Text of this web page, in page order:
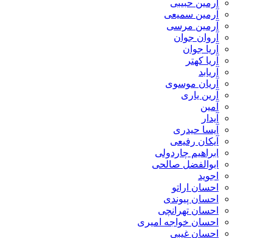
آرمین حبیبی
آرمین سمیعی
آرمین مرسی
آروان جوان
آریا جوان
آریا کهتر
آریابد
آریان موسوی
آرین یاری
آمین
آیدار
آیسا حیدری
آیکان رفیعی
ابراهیم چاردولی
ابوالفضل صالحی
اجوید
احسان اراتو
احسان پیوندی
احسان تهرانچی
احسان خواجه امیری
احسان غیبی